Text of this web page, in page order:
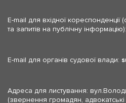
E-mail для вхідної
та запитів на публічну інформацію):
E-mail для органів судової влади:
Адреса для листування:
(звернення громадян,